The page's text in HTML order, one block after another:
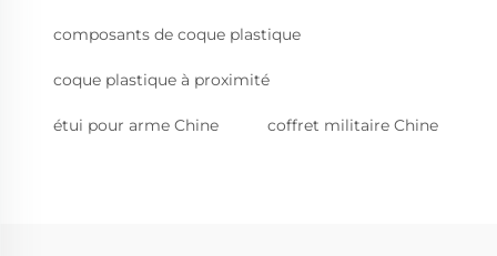
composants de coque plastique
coque plastique à proximité
étui pour arme Chine coffret militaire Chine